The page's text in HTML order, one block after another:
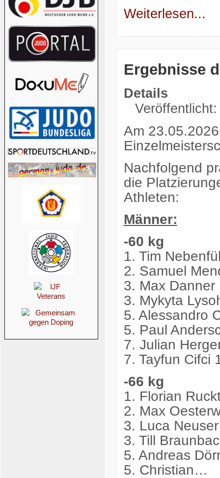
Weiterlesen...
Ergebnisse
Details
Am
Nachfolgend
die
Athleten:
Männer:
-60 kg
1. Tim
2. Samuel
3. Max
3. Mykyta
5. Alessandro
5. Paul
7. Julian
7. Tayfun Cifci
-66 kg
1. Florian
2. Max
3. Luca
3. Till
5. Andreas
5. Christian…